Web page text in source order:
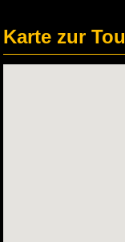
Karte zur